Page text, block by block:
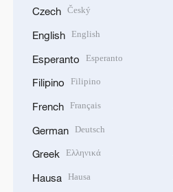
Czech Český
English English
Esperanto Esperanto
Filipino Filipino
French Français
German Deutsch
Greek Ελληνικά
Hausa Hausa